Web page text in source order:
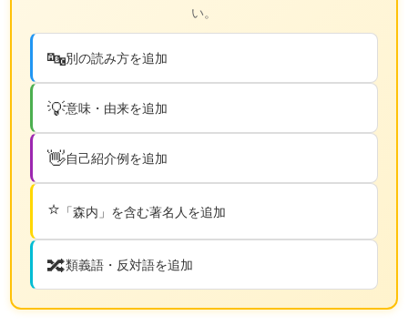
い。
🔤別の読み方を追加
💡意味・由来を追加
👋自己紹介例を追加
⭐ 「森内」を含む著名人を追加
🔀類義語・反対語を追加